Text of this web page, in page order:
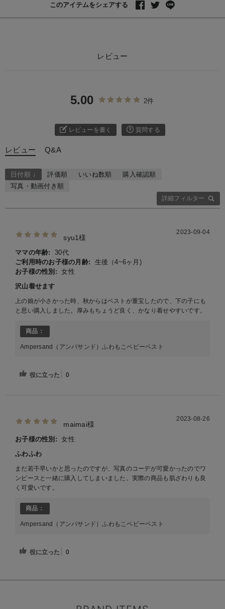
このアイテムをシェアする
レビュー
5.00 2件
レビューを書く 質問する
レビュー Q&A
詳細フィルター
日付順 ↓ 評価順 いいね数順
購入確認順
写真・動画付き順
syu1様
2023-09-04
ママの年齢:
30代
ご利用時のお子様の月齢:
生後（4~6ヶ月)
お子様の性別: 女性
沢山着せます
上の娘が小さかった時、秋からはベストが重宝したので、下の子にも
と思い購入しました。厚みもちょうど良く、かなり着せやすいです。
商品：
Ampersand（アンパサンド）ふわもこベビーベスト
役に立った 0
maimai様
2023-08-26
お子様の性別: 女性
ふわふわ
まだ若干早いかと思ったのですが、写真のコーデが可愛かったのでワ
ンピースと一緒に購入してしまいました。実際の商品も肌ざわりも良
く可愛いです。
商品：
Ampersand（アンパサンド）ふわもこベビーベスト
役に立った 0